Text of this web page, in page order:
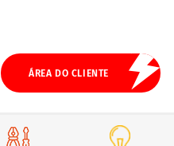
ÁREA DO CLIENTE